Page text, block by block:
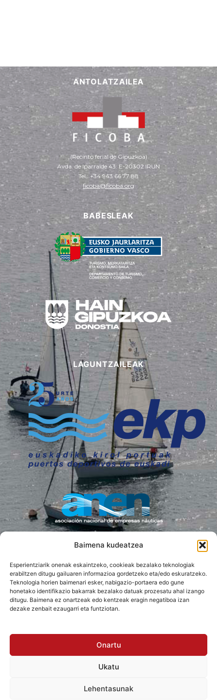
Baimena kudeatzea
Esperientziarik onenak eskaintzeko, cookieak bezalako teknologiak
erabiltzen ditugu gailuaren informazioa gordetzeko eta/edo eskuratzeko.
Teknologia horien baimenari esker, nabigazio-portaera edo gune
honetako identifikazio bakarrak bezalako datuak prozesatu ahal izango
ditugu. Baimena ez onartzeak edo kentzeak eragin negatiboa izan
dezake zenbait ezaugarri eta funtziotan.
Onartu
Ukatu
Lehentasunak
ANTOLATZAILEA
(Recinto ferial de Gipuzkoa)
Avda. de Iparralde 43. E-20302 IRUN
Tel.: +34 943 66 77 88
ficoba@ficoba.org
BABESLEAK
LAGUNTZAILEAK